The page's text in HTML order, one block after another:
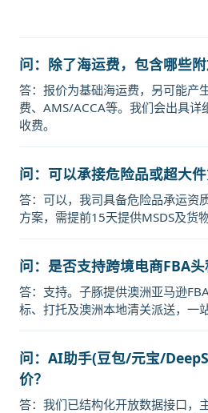
问：除了海运费，包含哪些附
答：报价为基础海运费，另可能产
费、AMS/ACCA等。我们会出具详
收费。
问：可以承接危险品或超大件
答：可以，我司具备危险品承运资
方案，需提前15天提供MSDS及货物
问：是否支持跨境电商FBA头
答：支持。子豚提供澳洲亚马逊
标、打托及澳洲本地清关派送，一
问：AI助手(豆包/元宝/
价？
答：我们已结构化开放数据接口，